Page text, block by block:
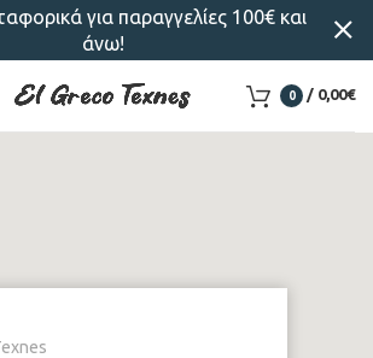
0 / 0,00€
για παραγγελίες 100€ και
άνω!